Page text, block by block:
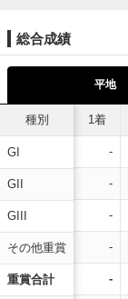
総合成績
平地
種別
GI
GII
GIII
その他重賞
重賞合計
1着
-
-
-
-
-